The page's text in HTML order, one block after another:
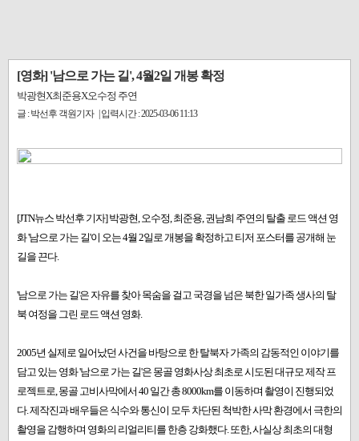
[영화] '남으로 가는 길', 4월2일 개봉 확정
박광현X최준용X오수정 주연
글 : 박선후 객원기자 | 입력시간 : 2025-03-06 11:13
[JTN뉴스 박선후 기자] 박광현, 오수정, 최준용, 권남희 주연의 탈출 로드 액션 영
화 '남으로 가는 길'이 오는 4월 2일로 개봉을 확정하고 티저 포스터를 공개해 눈
길을 끈다.
'남으로 가는 길'은 자유를 찾아 목숨을 걸고 국경을 넘은 북한 일가족 생사의 탈
북 여정을 그린 로드 액션 영화.
2005년 실제로 일어났던 사건을 바탕으로 한 탈북자 가족의 감동적인 이야기를
담고 있는 영화 '남으로 가는 길'은 몽골 영화사상 최초로 시도된 대규모 제작 프
로젝트로, 몽골 고비사막에서 40 일간 총 8000km를 이동하며 촬영이 진행되었
다. 제작진과 배우들은 식수와 통신이 모두 차단된 척박한 사막 환경에서 극한의
촬영을 감행하며 영화의 리얼리티를 한층 강화했다. 또한, 사실상 최초의 대형